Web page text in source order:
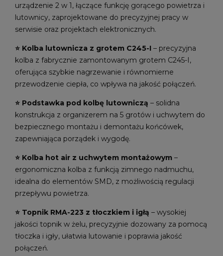
urządzenie 2 w 1, łączące funkcję gorącego powietrza i
lutownicy, zaprojektowane do precyzyjnej pracy w
serwisie oraz projektach elektronicznych.
⭐️ Kolba lutownicza z grotem C245-I – precyzyjna
kolba z fabrycznie zamontowanym grotem C245-I,
oferująca szybkie nagrzewanie i równomierne
przewodzenie ciepła, co wpływa na jakość połączeń.
⭐️ Podstawka pod kolbę lutowniczą – solidna
konstrukcja z organizerem na 5 grotów i uchwytem do
bezpiecznego montażu i demontażu końcówek,
zapewniająca porządek i wygodę.
⭐️ Kolba hot air z uchwytem montażowym –
ergonomiczna kolba z funkcją zimnego nadmuchu,
idealna do elementów SMD, z możliwością regulacji
przepływu powietrza.
⭐️ Topnik RMA-223 z tłoczkiem i igłą – wysokiej
jakości topnik w żelu, precyzyjnie dozowany za pomocą
tłoczka i igły, ułatwia lutowanie i poprawia jakość
połączeń.